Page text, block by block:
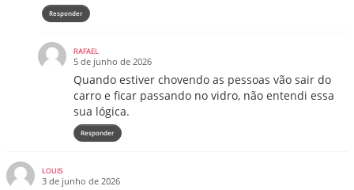
Responder
RAFAEL
5 de junho de 2026
Quando estiver chovendo as pessoas vão sair do
carro e ficar passando no vidro, não entendi essa
sua lógica.
Responder
LOUIS
3 de junho de 2026